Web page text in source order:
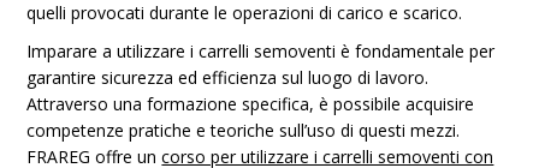
quelli provocatidurante le operazioni di carico e scarico.
Imparare a utilizzare i carrelli semoventi è fondamentale per
garantire sicurezza ed efficienza sul luogo di lavoro.
Attraverso una formazione specifica, è possibile acquisire
competenze pratiche e teoriche sull’uso di questi mezzi.
FRAREG offre uncorso per utilizzare i carrelli semoventi con